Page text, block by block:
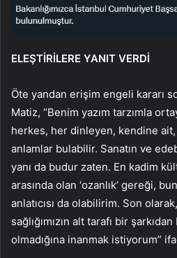
ELEŞTİRİLERE YANIT VERDİ
Öte yandan erişim engeli kararı
Matiz, “Benim yazım tarzımla
herkes, her dinleyen, kendine
anlamlar bulabilir. Sanatın ve
yanı da budur zaten. En kadim
arasında olan ‘ozanlık’ gereği,
anlatıcısı da olabilirim. Son
sağlığımızın alt tarafı bir
olmadığına inanmak istiyorum”